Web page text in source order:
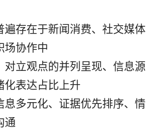
遍存在于新闻消费、社交媒体
场协作中
对立观点的并列呈现、信息源
化表达占比上升
息多元化、证据优先排序、情
通